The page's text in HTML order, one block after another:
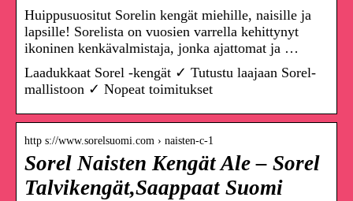
Huippusuositut Sorelin kengät miehille, naisille ja
lapsille! Sorelista on vuosien varrella kehittynyt
ikoninen kenkävalmistaja, jonka ajattomat ja …
Laadukkaat Sorel -kengät ✓ Tutustu laajaan Sorel-
mallistoon ✓ Nopeat toimitukset
http s://www.sorelsuomi.com › naisten-c-1
Sorel Naisten Kengät Ale – Sorel
Talvikengät,Saappaat Suomi